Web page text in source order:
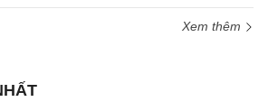
Xem thêm